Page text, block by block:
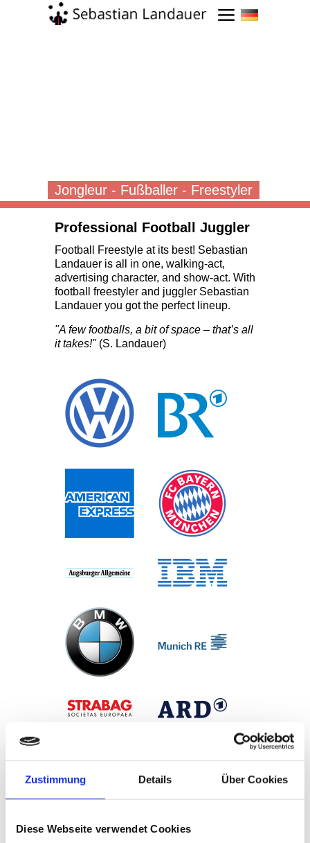
Zustimmung Details Über Cookies
Diese Webseite verwendet Cookies
Jongleur - Fußballer - Freestyler
Professional Football Juggler
Football Freestyle at its best! Sebastian
Landauer is all in one, walking-act,
advertising character, and show-act. With
football freestyler and juggler Sebastian
Landauer you got the perfect lineup.
"A few footballs, a bit of space – that’s all
it takes!"(S. Landauer)